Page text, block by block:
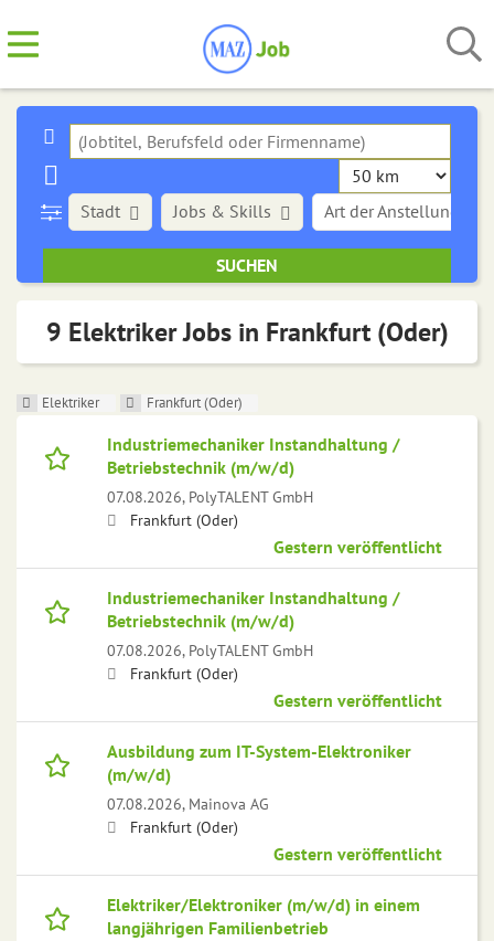
Stadt Art der Anstellung
Jobs & Skills
9 Elektriker Jobs in Frankfurt (Oder)
Elektriker Frankfurt (Oder)
Industriemechaniker Instandhaltung /
Betriebstechnik (m/w/d)
07.08.2026, PolyTALENT GmbH
Frankfurt (Oder)
Gestern veröffentlicht
Industriemechaniker Instandhaltung /
Betriebstechnik (m/w/d)
07.08.2026, PolyTALENT GmbH
Frankfurt (Oder)
Gestern veröffentlicht
Ausbildung zum IT-System-Elektroniker
(m/w/d)
07.08.2026, Mainova AG
Frankfurt (Oder)
Gestern veröffentlicht
Elektriker/Elektroniker (m/w/d) in einem
langjährigen Familienbetrieb